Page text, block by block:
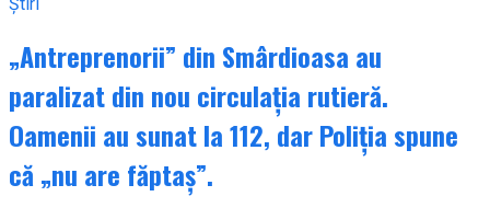
„Antreprenorii” din Smârdioasa au
paralizat din nou circulația rutieră.
Oamenii au sunat la 112, dar Poliția spune
că „nu are făptaș”.